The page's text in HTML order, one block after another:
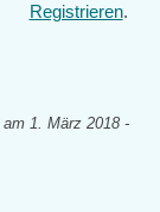
Registrieren.
am 1. März 2018 -